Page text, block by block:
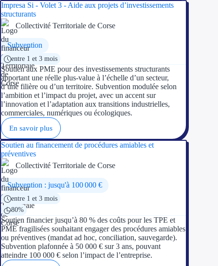
Impresa Si - Volet 3 - Aide aux projets d’investissements
structurants
Collectivité Territoriale de Corse
Subvention
entre 1 et 3 mois
Soutien aux PME pour des investissements structurants
apportant une réelle plus-value à l’échelle d’un secteur,
d’une filière ou d’un territoire. Subvention modulée selon
l’ambition et l’impact du projet, avec un accent sur
l’innovation et l’adaptation aux transitions industrielles,
commerciales, numériques ou écologiques.
En savoir plus
Soutien au financement de procédures amiables et
préventives
Collectivité Territoriale de Corse
Subvention : jusqu'à 100 000 €
entre 1 et 3 mois
80%
Soutien financier jusqu’à 80 % des coûts pour les TPE et
PME fragilisées souhaitant engager des procédures amiables
ou préventives (mandat ad hoc, conciliation, sauvegarde).
Subvention plafonnée à 50 000 € sur 3 ans, pouvant
atteindre 100 000 € selon l’impact de l’entreprise.